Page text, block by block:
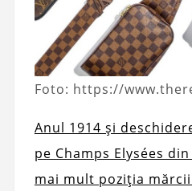
Foto: https://
Anul 1914 și
pe Champs Elysées
mai mult poziția